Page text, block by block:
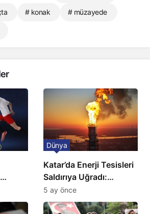
# konak # müzayede
Katar’da Enerji Tesisleri
Saldırıya Uğradı:
Avrupa’da Doğalgaz
Fiyatlarında Sert Artış
Dünya
5 ay önce